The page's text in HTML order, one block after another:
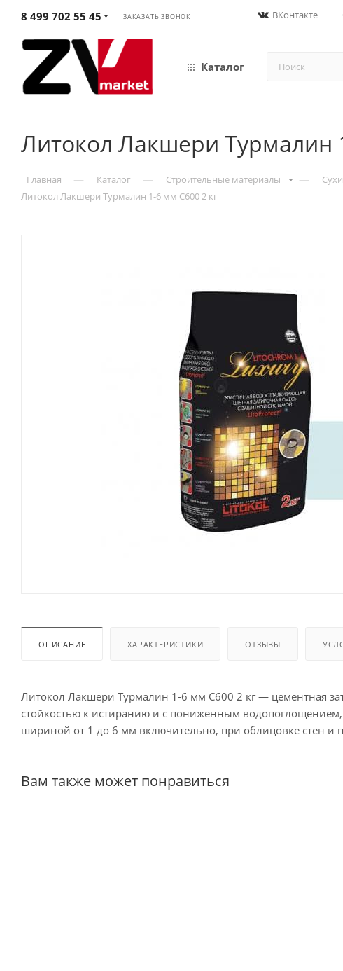
8 499 702 55 45 ЗАКАЗАТЬ ЗВОНОК ВКонтакте
Каталог
Литокол Лакшери Турмалин
Главная — Каталог — Строительные материалы —
Литокол Лакшери Турмалин 1-6 мм С600 2 кг
ОПИСАНИЕ ХАРАКТЕРИСТИКИ ОТЗЫВЫ
Литокол Лакшери Турмалин 1-6 мм С600 2 кг — цементная
стойкостью к истиранию и с пониженным водопоглощением,
шириной от 1 до 6 мм включительно, при облицовке стен и
Вам также может понравиться